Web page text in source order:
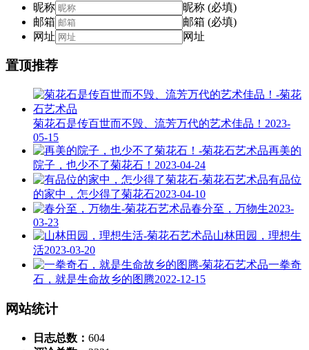
昵称
昵称 (必填)
邮箱
邮箱 (必填)
网址
网址
置顶推荐
菊花石是传百世而不毁、流芳万代的艺术佳品！ 2023-
05-15
再美的
院子，也少不了菊花石！ 2023-04-24
有品位
的家中，怎少得了菊花石2023-04-10
春分至，万物生2023-
03-23
山林田园，理想生
活2023-03-20
一拳奇
石，就是生命故乡的图腾2022-12-15
网站统计
日志总数： 604